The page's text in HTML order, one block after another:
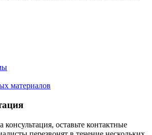
материалов
оставьте контактные